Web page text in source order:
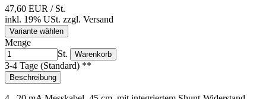
47,60 EUR / St.
inkl. 19% USt. zzgl. Versand
Variante wählen
Menge
St.
Warenkorb
3-4 Tage (Standard) **
Beschreibung